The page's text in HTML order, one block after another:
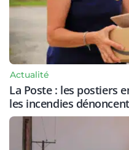
Actualité
La Poste : les postiers
les incendies